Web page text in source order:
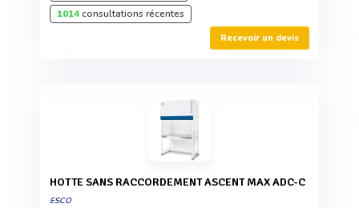
1014consultations récentes
Recevoir un devis
HOTTE SANS RACCORDEMENT ASCENT MAX ADC-C
ESCO